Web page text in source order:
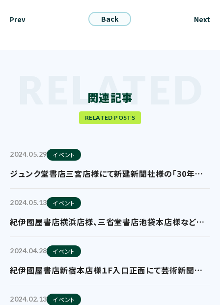
Prev Back Next
関連記事
RELATED POSTS
2024.05.29 イベント
ジュンク堂書店三宮店様にて新建新聞社様の「30年後
おります
2024.05.13 イベント
紀伊國屋書店横浜店様、三省堂書店池袋本店様などに
DANDELION」のフェア展開を実施していただいており
ます。
2024.04.28 イベント
紀伊國屋書店新宿本店様１F入口正面にて芸術新聞社
を実施していただいております。
2024.02.13 イベント